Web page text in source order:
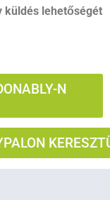
küldés lehetőségét
N